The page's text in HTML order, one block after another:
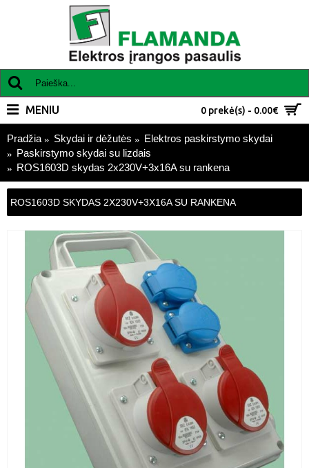
0 prekė(s) - 0.00€
MENIU
Pradžia Skydai ir dėžutės
Elektros paskirstymo skydai
Paskirstymo skydai su lizdais
ROS1603D skydas 2x230V+3x16A su rankena
ROS1603D SKYDAS 2X230V+3X16A SU RANKENA